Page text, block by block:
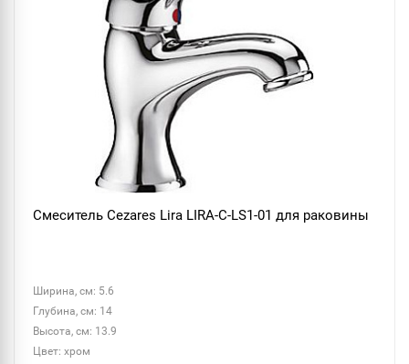
Смеситель Cezares Lira LIRA-C-LS1-01 для раковины
Ширина, см: 5.6
Глубина, см: 14
Высота, см: 13.9
Цвет: хром